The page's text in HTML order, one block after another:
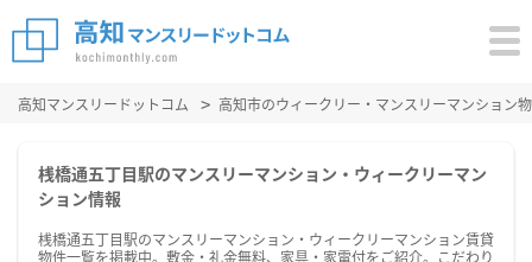
高知マンスリードットコム 高知市のウィークリー・マンスリーマンション
桟橋通五丁目駅のマンスリーマンション・ウィークリーマン
ション情報
桟橋通五丁目駅のマンスリーマンション・ウィークリーマンション賃貸
物件一覧を掲載中。敷金・礼金無料、家具・家電付をご紹介。こだわり